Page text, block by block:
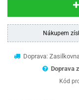
Nákupem
Doprava:
Doprava
Kód